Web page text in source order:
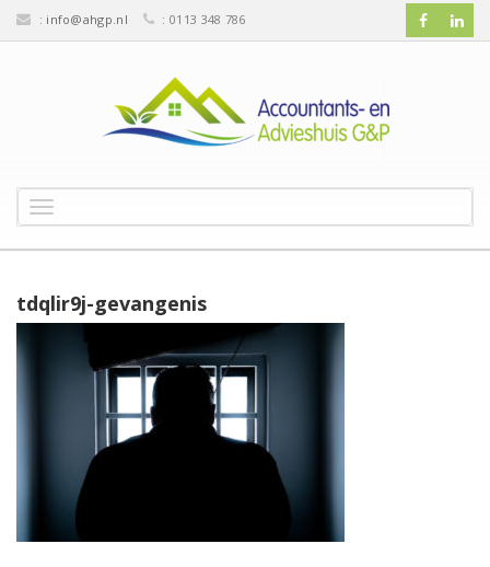
: info@ahgp.nl : 0113 348 786
o
g
e
n
a
v
i
a
n
tdqlir9j-gevangenis